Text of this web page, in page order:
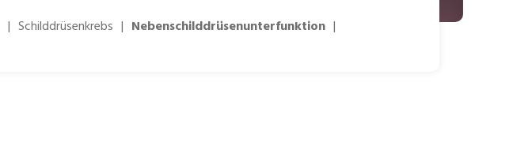
| Schilddrüsenkrebs | Nebenschilddrüsenunterfunktion |